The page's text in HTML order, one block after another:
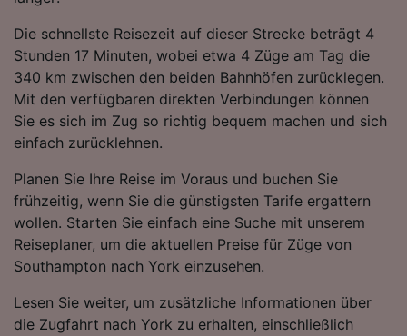
Die schnellste Reisezeit auf dieser Strecke beträgt 4
Stunden 17 Minuten, wobei etwa 4 Züge am Tag die
340 km zwischen den beiden Bahnhöfen zurücklegen.
Mit den verfügbaren direkten Verbindungen können
Sie es sich im Zug so richtig bequem machen und sich
einfach zurücklehnen.
Planen Sie Ihre Reise im Voraus und buchen Sie
frühzeitig, wenn Sie die günstigsten Tarife ergattern
wollen. Starten Sie einfach eine Suche mit unserem
Reiseplaner, um die aktuellen Preise für Züge von
Southampton nach York einzusehen.
Lesen Sie weiter, um zusätzliche Informationen über
die Zugfahrt nach York zu erhalten, einschließlich